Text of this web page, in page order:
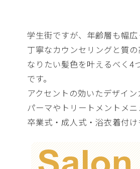
学生街ですが、年齢層も幅
丁寧なカウンセリングと質
なりたい髪色を叶えるべく4
です。
アクセントの効いたデザイ
パーマやトリートメントメ
卒業式・成人式・浴衣着付